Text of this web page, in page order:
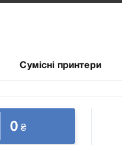
Сумісні принтери
0 ₴